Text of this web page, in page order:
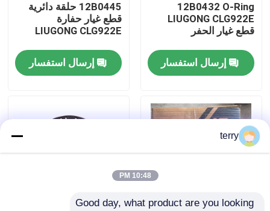
ضبط الجودة
اتصل بنا
طلب اقتباس
قطع غيار الكمون
12B0432 O-Ring
LIUGONG CLG922E
قطع غيار الحفر
إرسال استفسار
12B0445 حلقة دائرية
قطع غيار حفارة
LIUGONG CLG922E
إرسال استفسار
terry
10:48 PM
Good day, what product are you looking